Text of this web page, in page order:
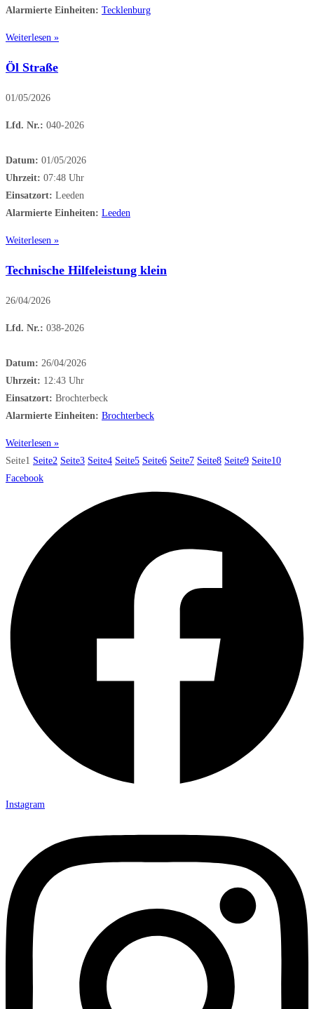
Alarmierte Einheiten: Tecklenburg
Weiterlesen »
Öl Straße
01/05/2026
Lfd. Nr.: 040-2026
Datum: 01/05/2026
Uhrzeit: 07:48 Uhr
Einsatzort: Leeden
Alarmierte Einheiten: Leeden
Weiterlesen »
Technische Hilfeleistung klein
26/04/2026
Lfd. Nr.: 038-2026
Datum: 26/04/2026
Uhrzeit: 12:43 Uhr
Einsatzort: Brochterbeck
Alarmierte Einheiten: Brochterbeck
Weiterlesen »
Seite1 Seite2 Seite3 Seite4 Seite5 Seite6 Seite7 Seite8 Seite9 Seite10
Facebook
Instagram